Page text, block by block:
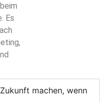
Es
machen, wenn